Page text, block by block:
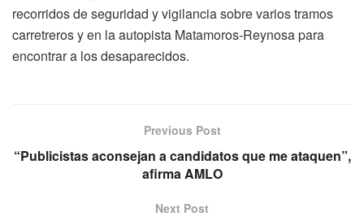
recorridos de seguridad y vigilancia sobre varios tramos
carretreros y en la autopista Matamoros-Reynosa para
encontrar a los desaparecidos.
Previous Post
“Publicistas aconsejan a candidatos que me ataquen”,
afirma AMLO
Next Post